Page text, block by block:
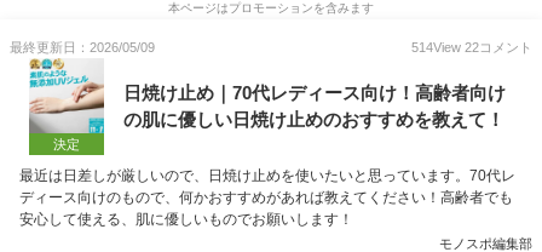
本ページはプロモーションを含みます
最終更新日：2026/05/09 514View 22コメント
決定
日焼け止め｜70代レディース向け！高齢者向け
の肌に優しい日焼け止めのおすすめを教えて！
最近は日差しが厳しいので、日焼け止めを使いたいと思っています。70代レ
ディース向けのもので、何かおすすめがあれば教えてください！高齢者でも
安心して使える、肌に優しいものでお願いします！
モノスポ編集部